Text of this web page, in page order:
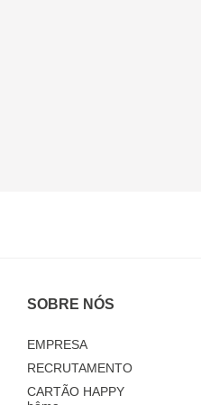
SOBRE NÓS
EMPRESA
RECRUTAMENTO
CARTÃO HAPPY